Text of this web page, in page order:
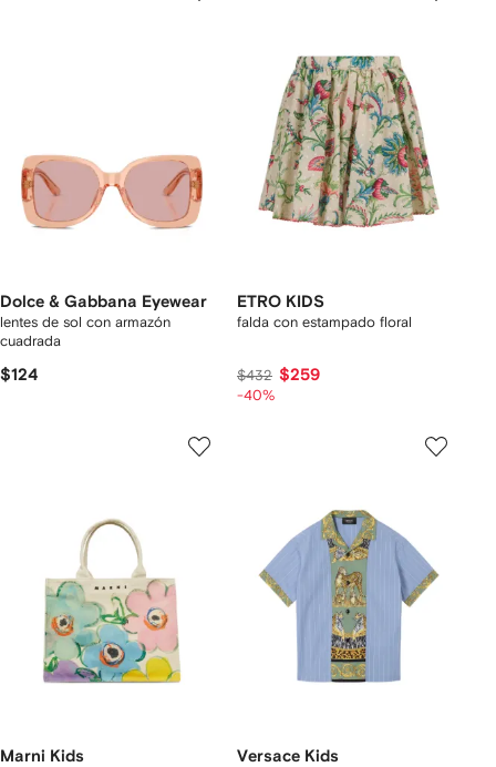
Dolce & Gabbana Eyewear
lentes de sol con armazón
cuadrada
$124
ETRO KIDS
falda con estampado floral
$432 $259
-40%
Marni Kids Versace Kids